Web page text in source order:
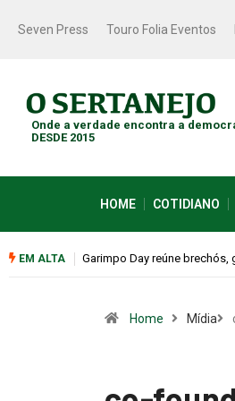
Seven Press Touro Folia Eventos
Onde a verdade encontra a
DESDE 2015
HOME COTIDIANO
EM ALTA Garimpo Day reúne
Home Mídia